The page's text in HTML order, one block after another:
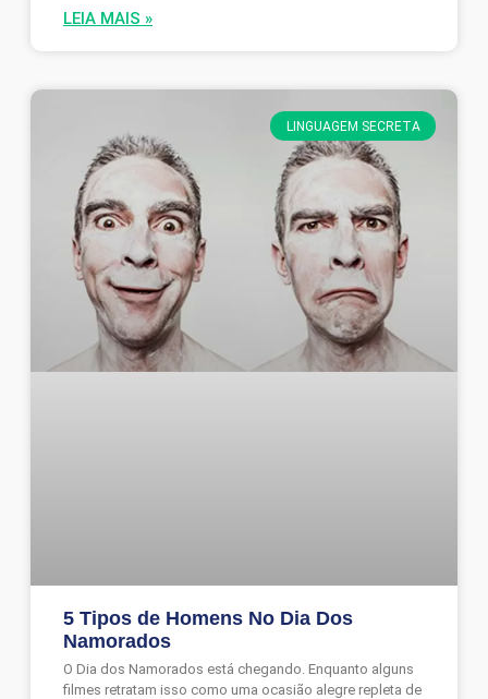
LEIA MAIS »
LINGUAGEM SECRETA
5 Tipos de Homens No Dia Dos
Namorados
O Dia dos Namorados está chegando. Enquanto alguns
filmes retratam isso como uma ocasião alegre repleta de